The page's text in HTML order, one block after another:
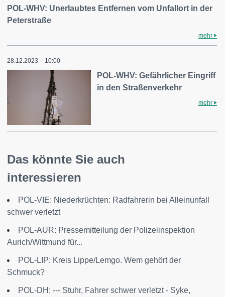
POL-WHV: Unerlaubtes Entfernen vom Unfallort in der
Peterstraße
mehr
28.12.2023 – 10:00
POL-WHV: Gefährlicher Eingriff
in den Straßenverkehr
mehr
Das könnte Sie auch
interessieren
POL-VIE: Niederkrüchten: Radfahrerin bei Alleinunfall
schwer verletzt
POL-AUR: Pressemitteilung der Polizeiinspektion
Aurich/Wittmund für...
POL-LIP: Kreis Lippe/Lemgo. Wem gehört der
Schmuck?
POL-DH: --- Stuhr, Fahrer schwer verletzt - Syke,